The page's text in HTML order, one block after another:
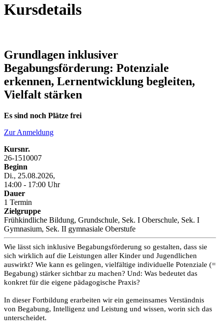
Kursdetails
Grundlagen inklusiver
Begabungsförderung: Potenziale
erkennen, Lernentwicklung begleiten,
Vielfalt stärken
Es sind noch Plätze frei
Zur Anmeldung
Kursnr.
26-1510007
Beginn
Di., 25.08.2026,
14:00 - 17:00 Uhr
Dauer
1 Termin
Zielgruppe
Frühkindliche Bildung, Grundschule, Sek. I Oberschule, Sek. I
Gymnasium, Sek. II gymnasiale Oberstufe
Wie lässt sich inklusive Begabungsförderung so gestalten, dass sie
sich wirklich auf die Leistungen aller Kinder und Jugendlichen
auswirkt? Wie kann es gelingen, vielfältige individuelle Potenziale (=
Begabung) stärker sichtbar zu machen? Und: Was bedeutet das
konkret für die eigene pädagogische Praxis?
In dieser Fortbildung erarbeiten wir ein gemeinsames Verständnis
von Begabung, Intelligenz und Leistung und wissen, worin sich das
unterscheidet.